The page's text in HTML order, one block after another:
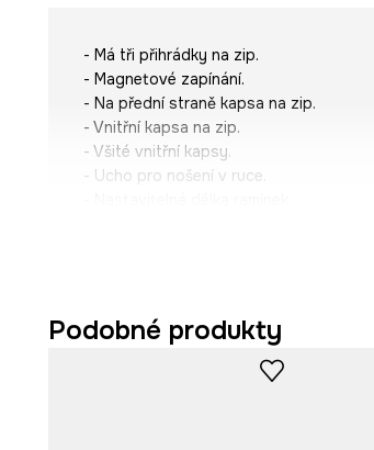
- Má tři přihrádky na zip.
- Magnetové zapínání.
- Na přední straně kapsa na zip.
- Vnitřní kapsa na zip.
- Všité vnitřní kapsy.
- Ucho pro nošení v ruce.
- Výška: 34 cm.
- Spodní šířka: 27,5 cm.
Podobné produkty